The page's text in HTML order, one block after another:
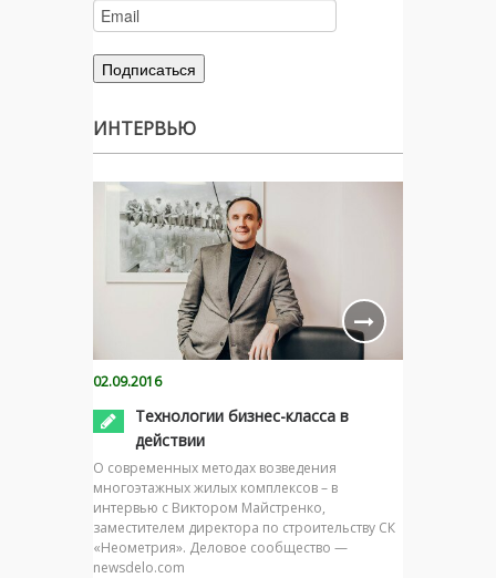
ИНТЕРВЬЮ
02.09.2016
Технологии бизнес-класса в
действии
О современных методах возведения
многоэтажных жилых комплексов – в
интервью с Виктором Майстренко,
заместителем директора по строительству СК
«Неометрия». Деловое сообщество —
newsdelo.com